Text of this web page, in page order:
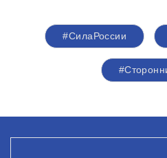
#СилаРоссии